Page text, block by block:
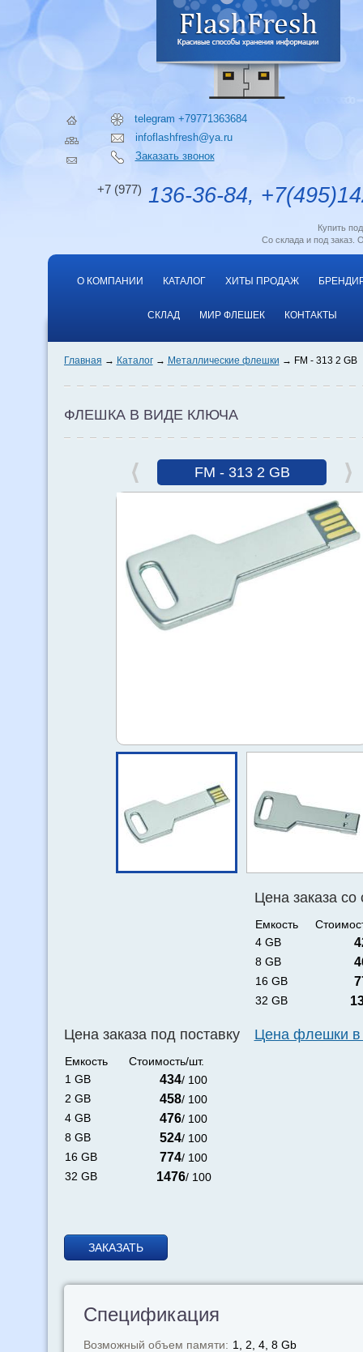
telegram +79771363684
infoflashfresh@ya.ru
Заказать звонок
+7 (977) 136-36-84,
Купить
Со склада и под заказ.
О КОМПАНИИ КАТАЛОГ ХИТЫ ПРОДАЖ
СКЛАД МИР ФЛЕШЕК КОНТАКТЫ
Главная Каталог Металлические флешки FM - 313 2 GB
ФЛЕШКА В ВИДЕ КЛЮЧА
FM - 313 2 GB
Цена заказа под поставку
Емкость
Стоимость/шт.
1 GB
434/ 100
2 GB
458/ 100
4 GB
476/ 100
8 GB
524/ 100
16 GB
774/ 100
32 GB
1476/ 100
Цена заказа со
Емкость
4 GB
8 GB
16 GB
32 GB
Цена флешки в
ЗАКАЗАТЬ
Спецификация
Возможный объем памяти: 1, 2, 4, 8 Gb